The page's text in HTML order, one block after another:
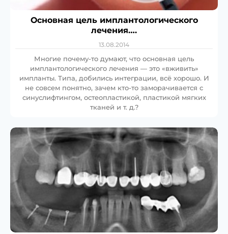
Основная цель имплантологического
лечения….
13.08.2014
Многие почему-то думают, что основная цель
имплантологического лечения — это «вживить»
импланты. Типа, добились интеграции, всё хорошо. И
не совсем понятно, зачем кто-то заморачивается с
синуслифтингом, остеопластикой, пластикой мягких
тканей и т. д.?